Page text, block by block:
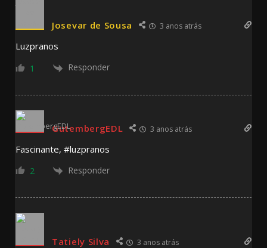
Josevar de Sousa 3 anos atrás
Luzpranos
1 Responder
GutembergEDL 3 anos atrás
Fascinante, #luzpranos
2 Responder
Tatiely Silva 3 anos atrás